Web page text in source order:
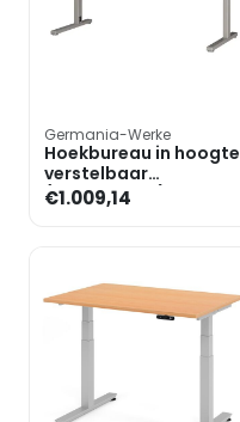
Germania-Werke
Hoekbureau in hoogte
verstelbaar
(mechanisch)
»Profiline II« 3-delige
€1.009,14